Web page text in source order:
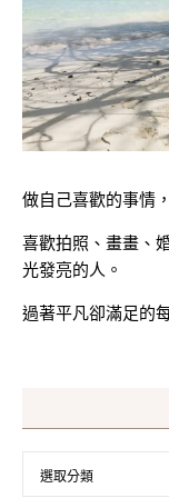
做自己喜歡的事情
喜歡拍照、畫畫、
光發亮的人。
過著平凡卻滿足的